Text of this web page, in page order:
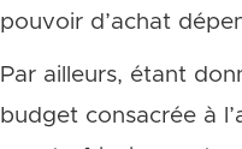
pouvoir d’achat
Par ailleurs, étant
budget consacrée à